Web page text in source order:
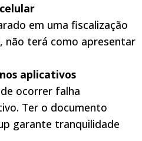
em uma fiscalização
não terá como apresentar
aplicativos
ocorrer falha
Ter o documento
garante tranquilidade